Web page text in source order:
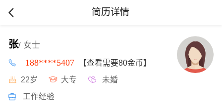
简历详情
张/ 女士
188****5407 【查看需要80金币】
22岁 大专 未婚
工作经验